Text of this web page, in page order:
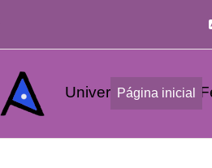
Universidade Livre
Página inicial